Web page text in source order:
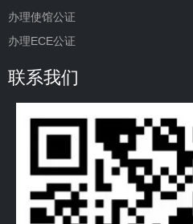
办理使馆公证
办理ECE公证
联系我们